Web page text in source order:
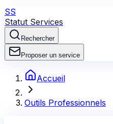
SS
Statut Services
Rechercher
Proposer un service
Accueil
Outils Professionnels